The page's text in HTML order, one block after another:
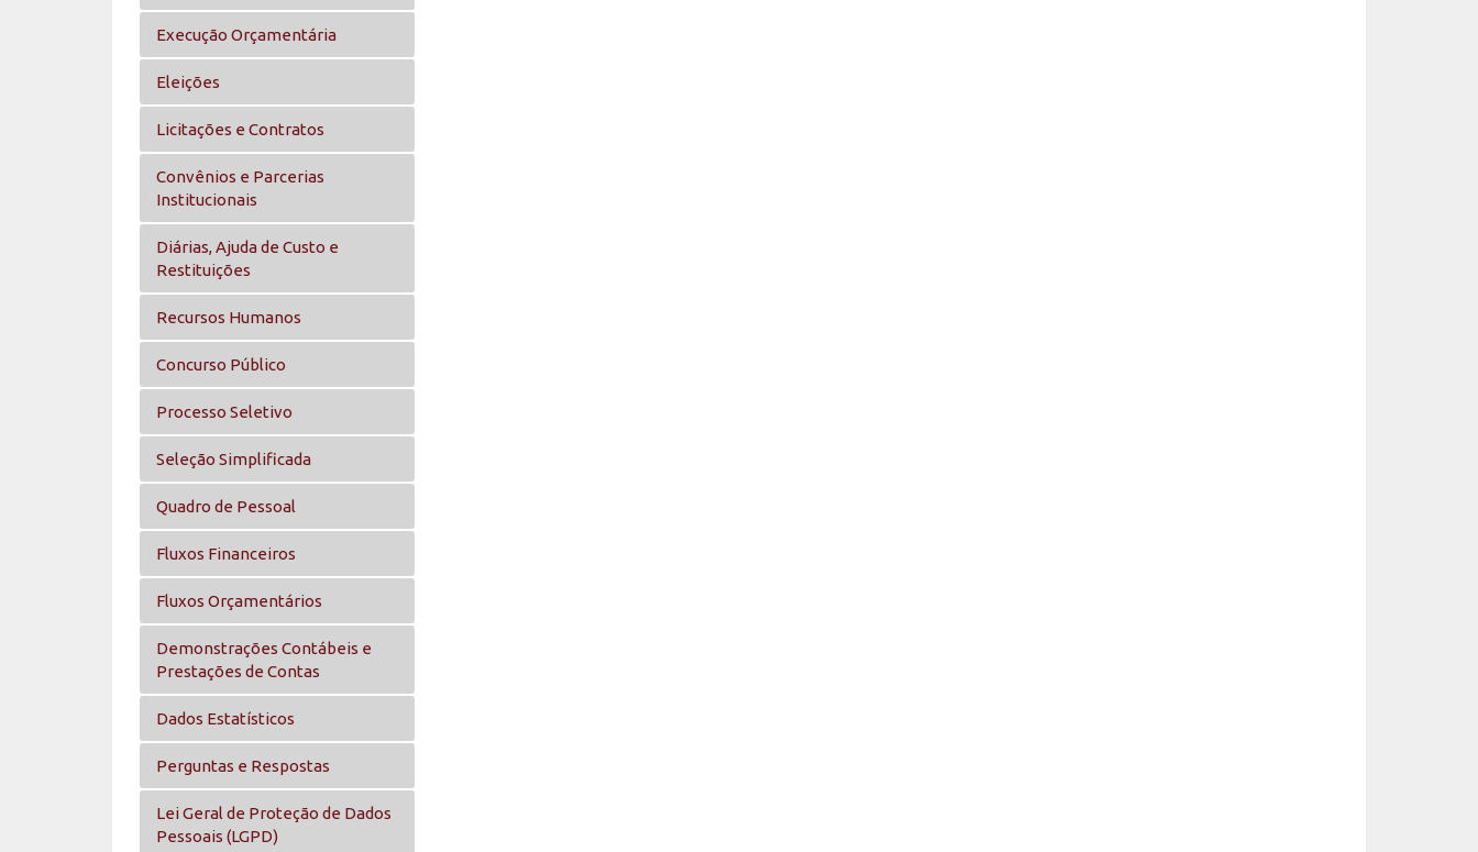
Execução Orçamentária
Eleições
Licitações e Contratos
Convênios e Parcerias
Institucionais
Diárias, Ajuda de Custo e
Restituições
Recursos Humanos
Concurso Público
Processo Seletivo
Seleção Simplificada
Quadro de Pessoal
Fluxos Financeiros
Fluxos Orçamentários
Demonstrações Contábeis e
Prestações de Contas
Dados Estatísticos
Perguntas e Respostas
Lei Geral de Proteção de Dados
Pessoais (LGPD)